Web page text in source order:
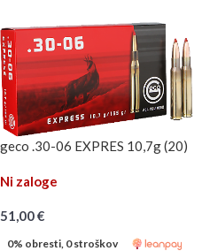
geco .30-06 EXPRES 10,7g (20)
Ni zaloge
51,00€
0% obresti, 0 stroškov